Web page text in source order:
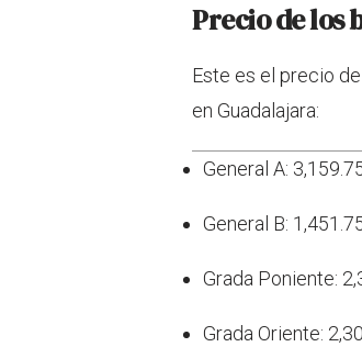
Precio de los
Este es el precio
en Guadalajara:
General A:
General B:
Grada Poniente:
Grada Oriente: